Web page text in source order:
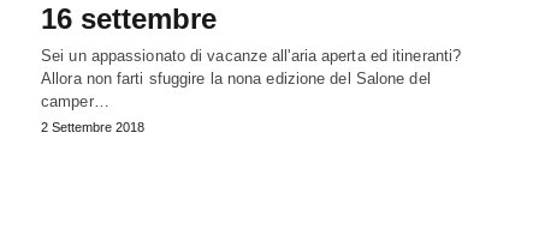
16 settembre
Sei un appassionato di vacanze all'aria aperta ed itineranti?
Allora non farti sfuggire la nona edizione del Salone del
camper…
2 Settembre 2018